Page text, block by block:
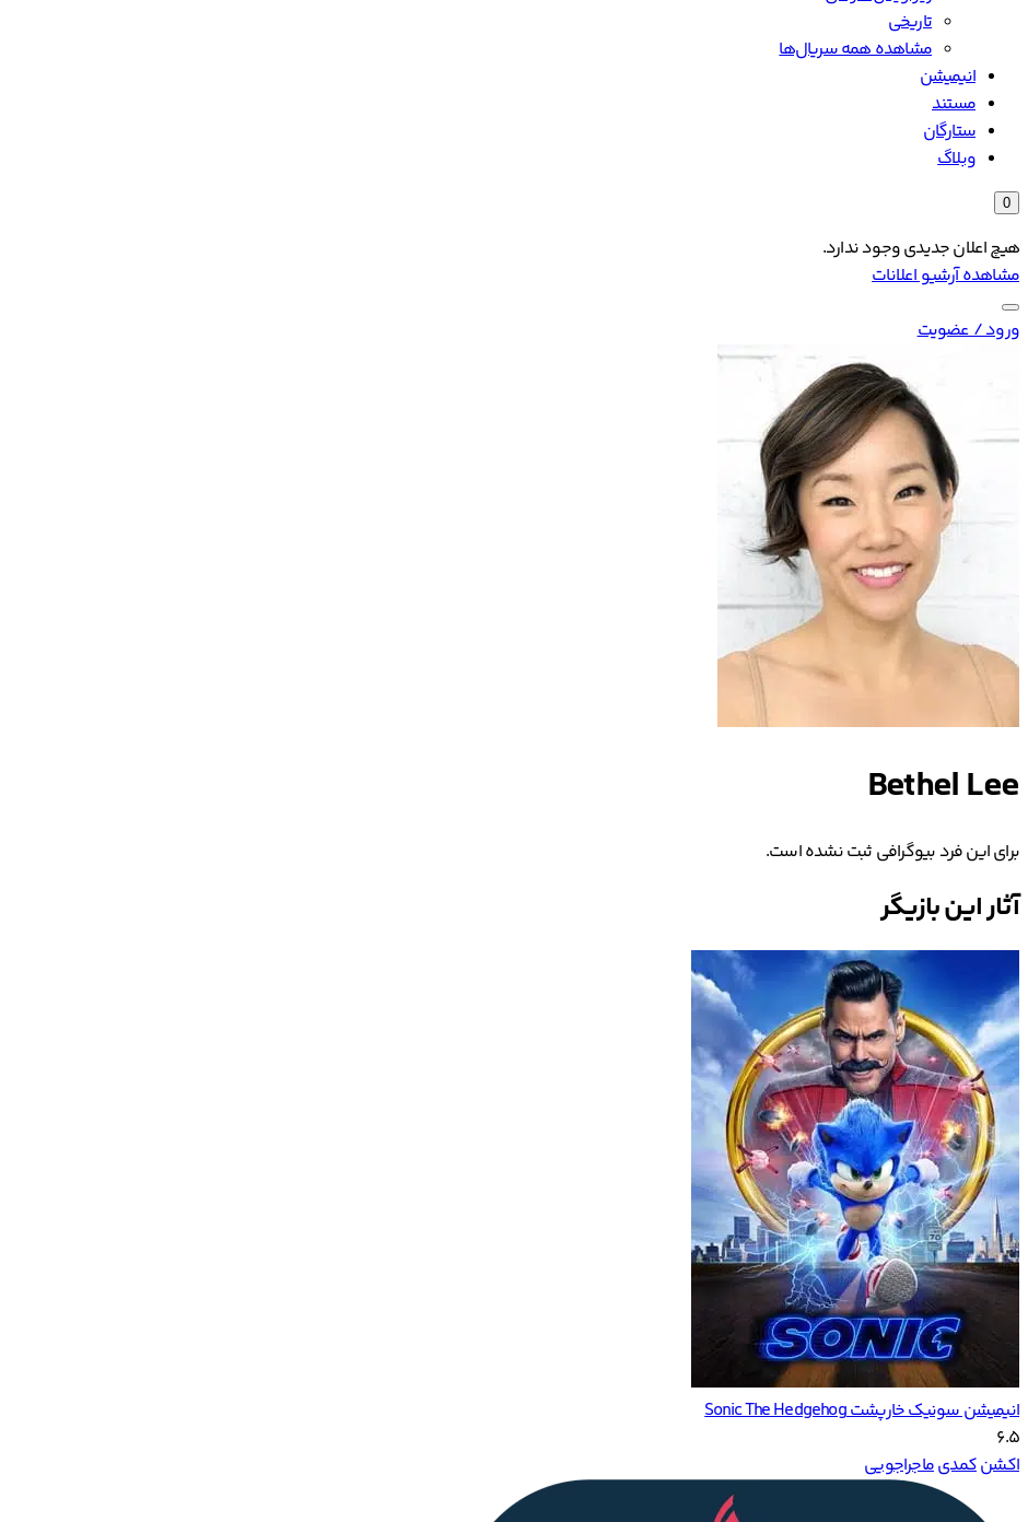
تاریخی
مشاهده همه سریال‌ها
انیمیشن
مستند
ستارگان
وبلاگ
0
هیچ اعلان جدیدی وجود ندارد.
مشاهده آرشیو اعلانات
ورود / عضویت
Bethel Lee
برای این فرد بیوگرافی ثبت نشده است.
آثار این بازیگر
انیمیشن سونیک خارپشت Sonic The Hedgehog
6.5
اکشنکمدیماجراجویی